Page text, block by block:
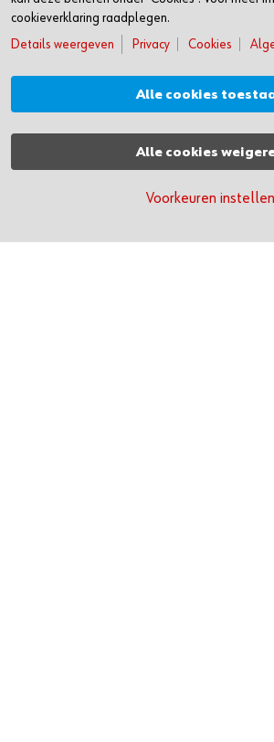
bij aankoop van €100
REGISTREREN
Ontdek nog meer
cookieverklaring raadplegen.
Details weergeven
Privacy Cookies
Alle cookies
Alle cookies
Voorkeuren instellen